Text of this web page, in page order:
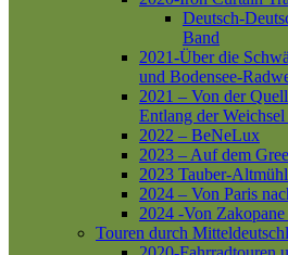
Deutsch-
Band
2021-Über die
und Bodensee-
2021 – Von der
Entlang der
2022 – BeNeLux
2023 – Auf dem
2023 Tauber-
2024 – Von Paris
2024 -Von
Touren durch